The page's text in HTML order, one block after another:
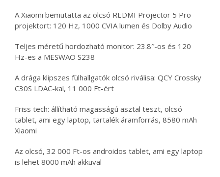
A Xiaomi bemutatta az olcsó REDMI Projector 5 Pro
projektort: 120 Hz, 1000 CVIA lumen és Dolby Audio
Teljes méretű hordozható monitor: 23.8″-os és 120
Hz-es a MESWAO S238
A drága klipszes fülhallgatók olcsó riválisa: QCY Crossky
C30S LDAC-kal, 11 000 Ft-ért
Friss tech: állítható magasságú asztal teszt, olcsó
tablet, ami egy laptop, tartalék áramforrás, 8580 mAh
Xiaomi
Az olcsó, 32 000 Ft-os androidos tablet, ami egy laptop
is lehet 8000 mAh akkuval